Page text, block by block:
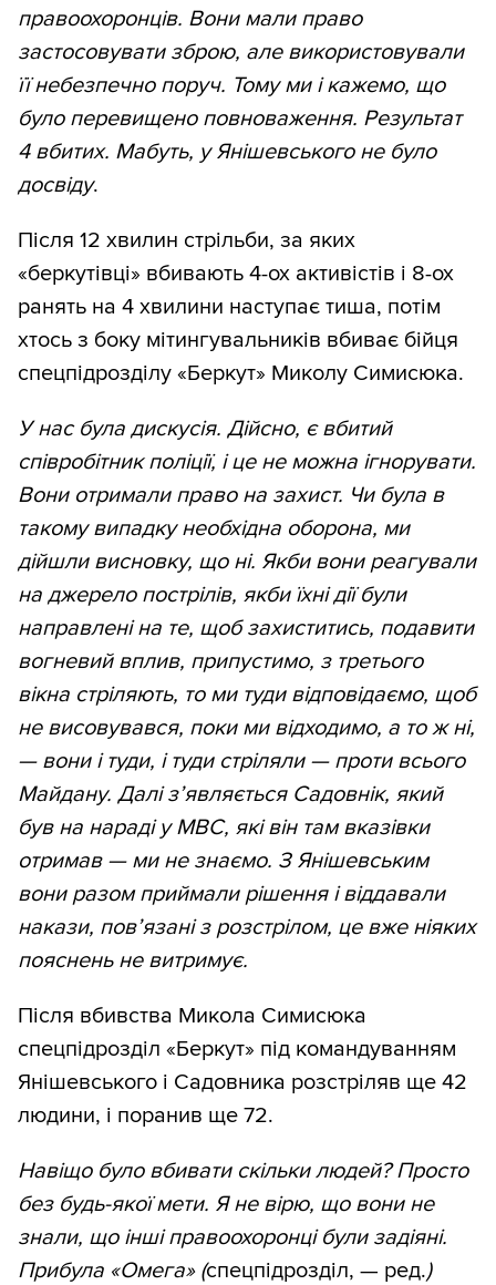
правоохоронців. Вони мали право
застосовувати зброю, але використовували
її небезпечно поруч. Тому ми і кажемо, що
було перевищено повноваження. Результат
4 вбитих. Мабуть, у Янішевського не було
досвіду.
Після 12 хвилин стрільби, за яких
«беркутівці» вбивають 4-ох активістів і 8-ох
ранять на 4 хвилини наступає тиша, потім
хтось з боку мітингувальників вбиває бійця
спецпідрозділу «Беркут» Миколу Симисюка.
У нас була дискусія. Дійсно, є вбитий
співробітник поліції, і це не можна ігнорувати.
Вони отримали право на захист. Чи була в
такому випадку необхідна оборона, ми
дійшли висновку, що ні. Якби вони реагували
на джерело пострілів, якби їхні дії були
направлені на те, щоб захиститись, подавити
вогневий вплив, припустимо, з третього
вікна стріляють, то ми туди відповідаємо, щоб
не висовувався, поки ми відходимо, а то ж ні,
— вони і туди, і туди стріляли — проти всього
Майдану. Далі з’являється Садовнік, який
був на нараді у МВС, які він там вказівки
отримав — ми не знаємо. З Янішевським
вони разом приймали рішення і віддавали
накази, пов’язані з розстрілом, це вже ніяких
пояснень не витримує.
Після вбивства Микола Симисюка
спецпідрозділ «Беркут» під командуванням
Янішевського і Садовника розстріляв ще 42
людини, і поранив ще 72.
Навіщо було вбивати скільки людей? Просто
без будь-якої мети. Я не вірю, що вони не
знали, що інші правоохоронці були задіяні.
Прибула «Омега» (спецпідрозділ, — ред.)